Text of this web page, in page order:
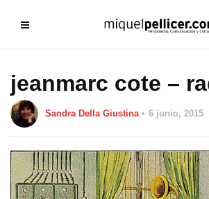
jeanmarc cote –
Sandra Della Giustina 6 junio, 2015